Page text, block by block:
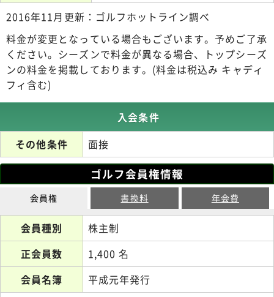
2016年11月更新：ゴルフホットライン調べ
料金が変更となっている場合もございます。予めご了承
ください。シーズンで料金が異なる場合、トップシーズ
ンの料金を掲載しております。(料金は税込み キャディ
フィ含む)
入会条件
その他条件
面接
ゴルフ会員権情報
会員権 書換料 年会費
会員種別
株主制
正会員数
1,400 名
会員名簿
平成元年発行